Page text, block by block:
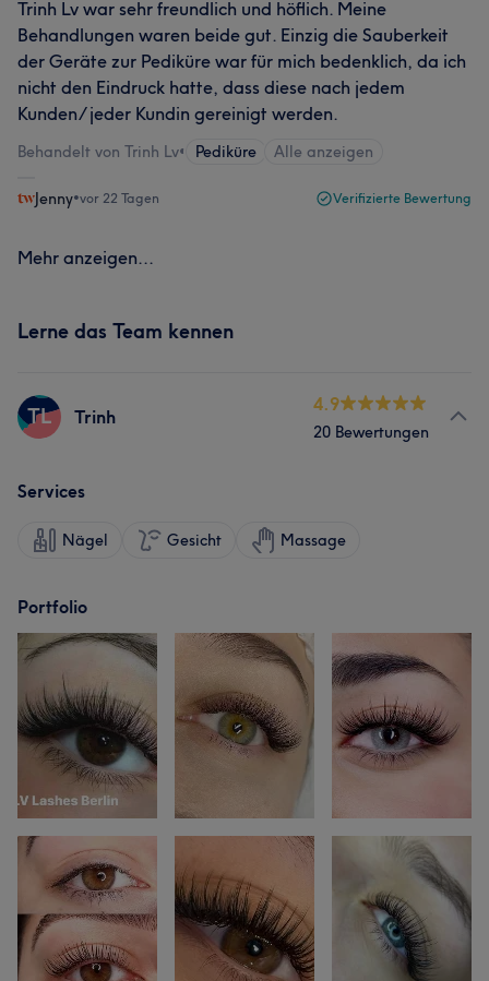
Trinh Lv war sehr freundlich und höflich. Meine
Behandlungen waren beide gut. Einzig die Sauberkeit
der Geräte zur Pediküre war für mich bedenklich, da ich
nicht den Eindruck hatte, dass diese nach jedem
Kunden/ jeder Kundin gereinigt werden.
Behandelt von Trinh Lv• Pediküre Alle anzeigen
Jenny•vor 22 Tagen Verifizierte Bewertung
Mehr anzeigen...
Lerne das Team kennen
TL Trinh
4.9
20 Bewertungen
Services
Nägel Gesicht Massage
Portfolio